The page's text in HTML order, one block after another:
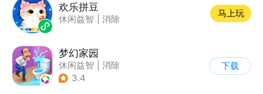
欢乐拼豆
休闲益智 消除
马上玩
梦幻家园
休闲益智
消除
| 女性向
3.4
下载